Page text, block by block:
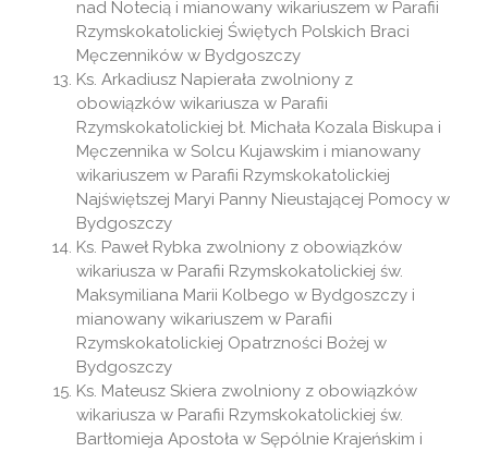
nad Notecią i mianowany wikariuszem w Parafii
Rzymskokatolickiej Świętych Polskich Braci
Męczenników w Bydgoszczy
Ks. Arkadiusz Napierała zwolniony z
obowiązków wikariusza w Parafii
Rzymskokatolickiej bł. Michała Kozala Biskupa i
Męczennika w Solcu Kujawskim i mianowany
wikariuszem w Parafii Rzymskokatolickiej
Najświętszej Maryi Panny Nieustającej Pomocy w
Bydgoszczy
Ks. Paweł Rybka zwolniony z obowiązków
wikariusza w Parafii Rzymskokatolickiej św.
Maksymiliana Marii Kolbego w Bydgoszczy i
mianowany wikariuszem w Parafii
Rzymskokatolickiej Opatrzności Bożej w
Bydgoszczy
Ks. Mateusz Skiera zwolniony z obowiązków
wikariusza w Parafii Rzymskokatolickiej św.
Bartłomieja Apostoła w Sępólnie Krajeńskim i